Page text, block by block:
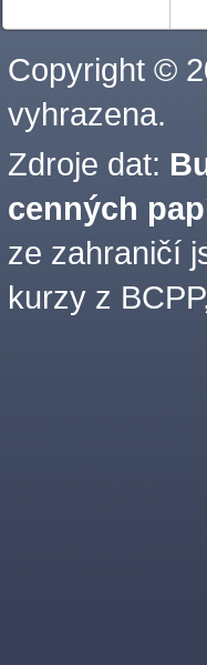
Copyright ©
vyhrazena.
Zdroje dat:
cenných
ze zahraničí
kurzy z